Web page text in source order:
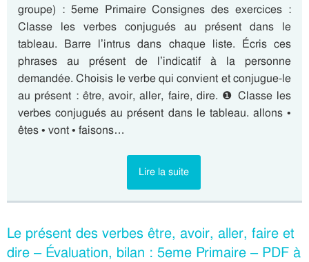
groupe) : 5eme Primaire Consignes des exercices :
Classe les verbes conjugués au présent dans le
tableau. Barre l’intrus dans chaque liste. Écris ces
phrases au présent de l’indicatif à la personne
demandée. Choisis le verbe qui convient et conjugue-le
au présent : être, avoir, aller, faire, dire. ❶ Classe les
verbes conjugués au présent dans le tableau. allons •
êtes • vont • faisons…
Lire la suite
Le présent des verbes être, avoir, aller, faire et
dire – Évaluation, bilan : 5eme Primaire – PDF à